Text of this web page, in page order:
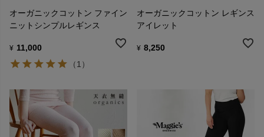
オーガニックコットン ファイン
ニットシンプルレギンス
¥ 11,000
（1）
オーガニックコットン レギンス
アイレット
¥ 8,250